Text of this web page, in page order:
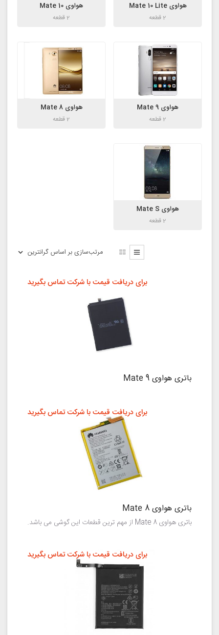
هواوی Mate 10 Lite
2 قطعه
هواوی Mate 10
2 قطعه
هواوی Mate 9
2 قطعه
هواوی Mate 8
2 قطعه
هواوی Mate S
2 قطعه
باتری هواوی Mate 9
برای دریافت قیمت با شرکت تماس بگیرید
باتری هواوی Mate 8
باتری هواوی Mate 8 از مهم ترین قطعات این گوشی می باشد.
برای دریافت قیمت با شرکت تماس بگیرید
برای دریافت قیمت با شرکت تماس بگیرید